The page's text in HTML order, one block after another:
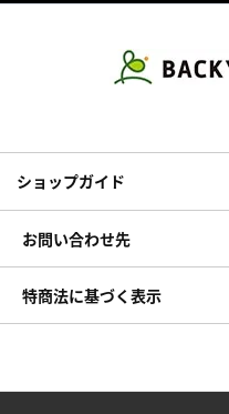
ショップガイド
お問い合わせ先
特商法に基づく表示